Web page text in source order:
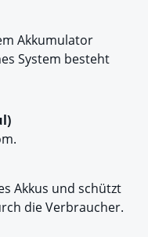
Akkumulator
System besteht
Akkus und schützt
die Verbraucher.